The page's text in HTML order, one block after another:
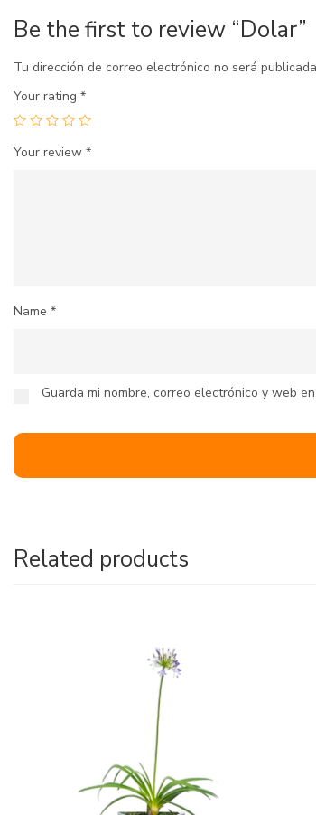
Be the first to review “Dolar”
Tu dirección de correo electrónico no será
Your rating *
Your review *
Name *
Guarda mi nombre, correo electrónico y web
Related products